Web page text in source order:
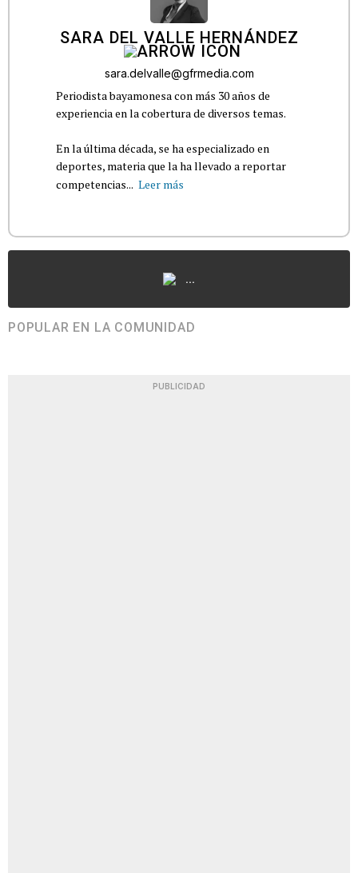
SARA DEL VALLE HERNÁNDEZ
sara.delvalle@gfrmedia.com
Periodista bayamonesa con más 30 años de
experiencia en la cobertura de diversos temas.
En la última década, se ha especializado en
deportes, materia que la ha llevado a reportar
competencias... Leer más
...
POPULAR EN LA COMUNIDAD
PUBLICIDAD